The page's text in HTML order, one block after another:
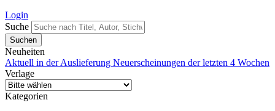
Login
Suche
Neuheiten
Aktuell in der Auslieferung Neuerscheinungen der letzten 4 Wochen
Verlage
Kategorien